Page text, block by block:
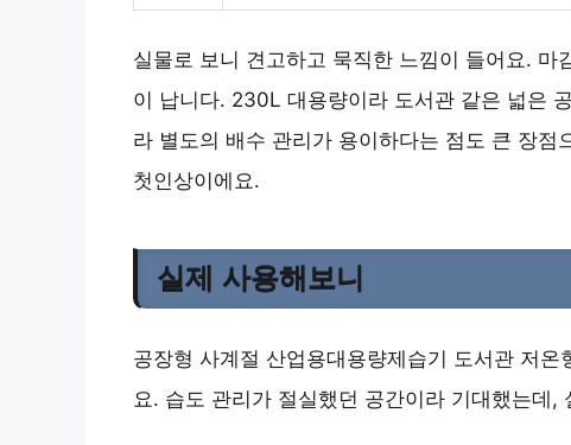
실물로 보니 견고하고 묵직한 느낌이 들어요.
이 납니다. 230L 대용량이라 도서관 같은 넓은
라 별도의 배수 관리가 용이하다는 점도 큰 장
첫인상이에요.
실제 사용해보니
공장형 사계절 산업용대용량제습기 도서관 저
요. 습도 관리가 절실했던 공간이라 기대했는데,